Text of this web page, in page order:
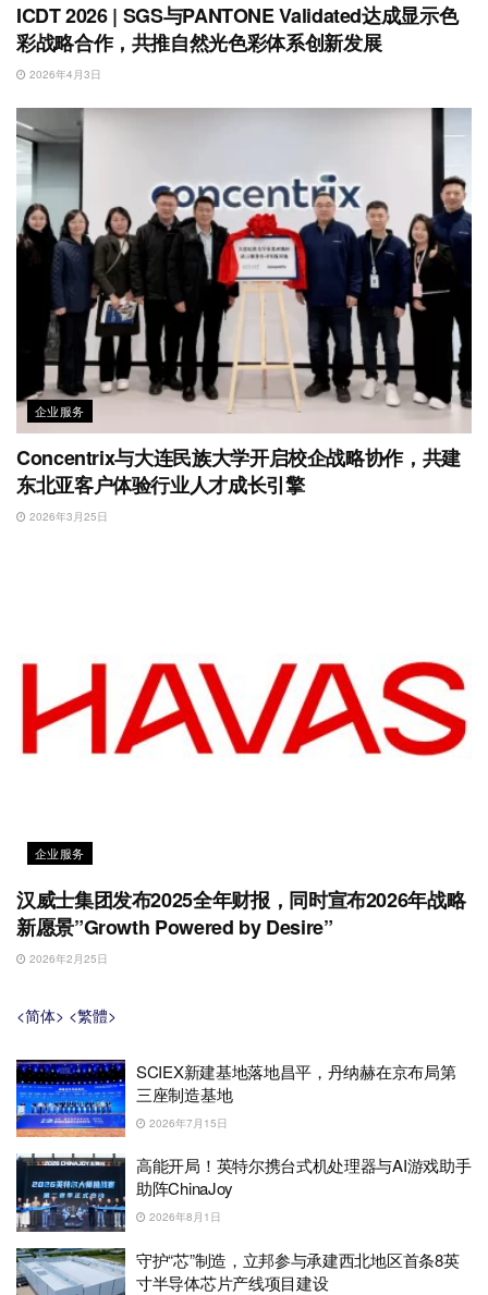
ICDT 2026 | SGS与PANTONE Validated达成显示色
彩战略合作，共推自然光色彩体系创新发展
2026年4月3日
企业服务
Concentrix与大连民族大学开启校企战略协作，共建
东北亚客户体验行业人才成长引擎
2026年3月25日
企业服务
汉威士集团发布2025全年财报，同时宣布2026年战略
新愿景”Growth Powered by Desire”
2026年2月25日
<简体> <繁體>
SCIEX新建基地落地昌平，丹纳赫在京布局第
三座制造基地
2026年7月15日
高能开局！英特尔携台式机处理器与AI游戏助手
助阵ChinaJoy
2026年8月1日
守护“芯”制造，立邦参与承建西北地区首条8英
寸半导体芯片产线项目建设